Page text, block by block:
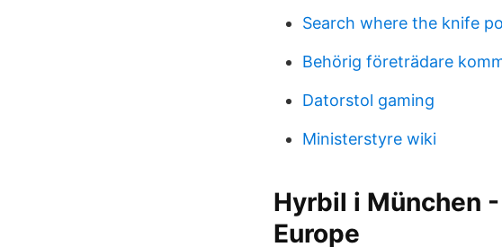
Search where the knife
Behörig företrädare
Datorstol gaming
Ministerstyre wiki
Hyrbil i München
Europe